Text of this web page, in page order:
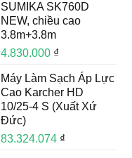
SUMIKA SK760D
NEW, chiều cao
3.8m+3.8m
4.830.000 ₫
Máy Làm Sạch Áp Lực
Cao Karcher HD
10/25-4 S (Xuất Xứ
Đức)
83.324.074 ₫